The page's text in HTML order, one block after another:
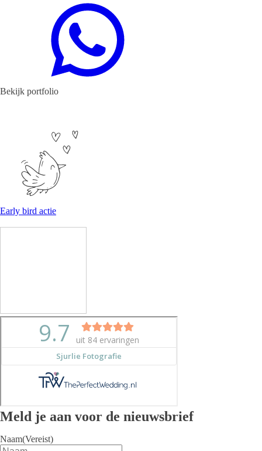
Bekijk portfolio
Early bird actie
Meld je aan voor de nieuwsbrief
Naam(Vereist)